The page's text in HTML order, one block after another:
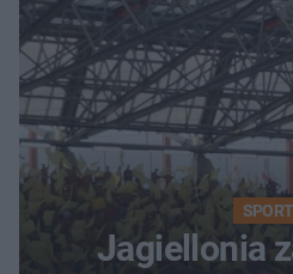
SPORT
Jagiellonia